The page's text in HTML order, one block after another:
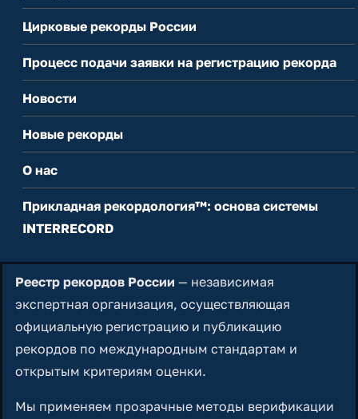
Цирковые рекорды России
Процесс подачи заявки на регистрацию рекорда
Новости
Новые рекорды
О нас
Прикладная рекордология™: основа системы
INTERRECORD
Реестр рекордов России — независимая
экспертная организация, осуществляющая
официальную регистрацию и публикацию
рекордов по международным стандартам и
открытым критериям оценки.
Мы применяем прозрачные методы верификации